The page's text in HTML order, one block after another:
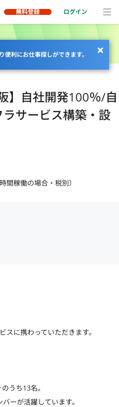
無料登録 ログイン
便利にお仕事探しができます。
】自社開発100％/自
サービス構築・設
間稼働の場合・税別）
に携わっていただきます。
うち13名。
ーが活躍しています。